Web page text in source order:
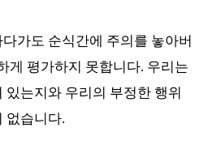
가도 순식간에 주의를 놓아버
게 평가하지 못합니다. 우리는
는지와 우리의 부정한 행위
없습니다.